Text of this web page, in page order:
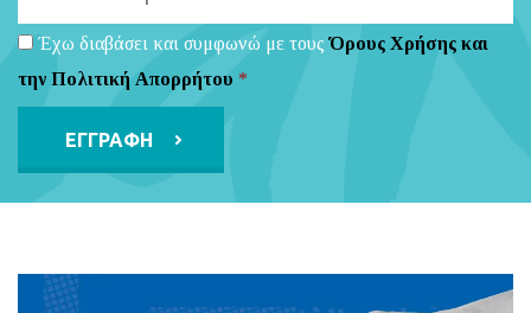
Έχω διαβάσει και συμφωνώ με τουςΌρους Χρήσης και
την Πολιτική Απορρήτου *